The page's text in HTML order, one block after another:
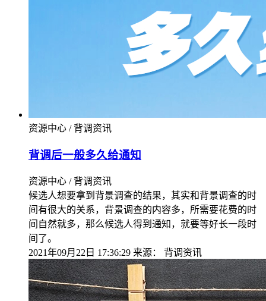
资源中心 / 背调资讯
背调后一般多久给通知
资源中心 / 背调资讯
候选人想要拿到背景调查的结果，其实和背景调查的时
间有很大的关系，背景调查的内容多，所需要花费的时
间自然就多，那么候选人得到通知，就要等好长一段时
间了。
2021年09月22日 17:36:29 来源： 背调资讯